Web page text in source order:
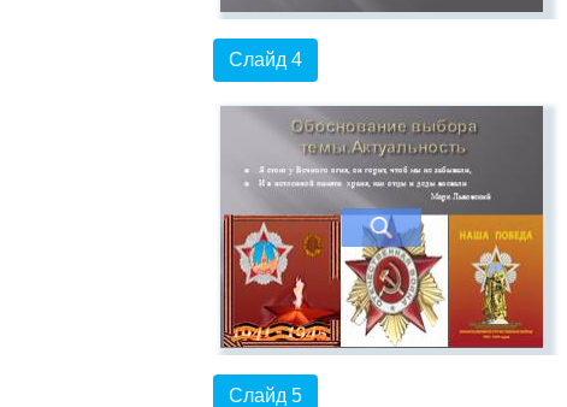
Слайд 4
Слайд 5